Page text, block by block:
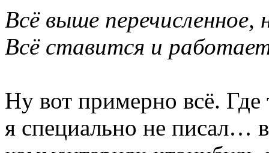
Всё выше перечисленное,
Всё ставится и работает
Ну вот примерно всё. Где
я специально не писал…